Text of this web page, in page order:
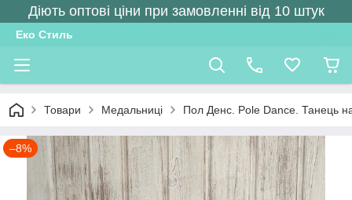
Діють оптові ціни при замовленні від 10 штук
Еко Стиль
Товари Медальниці Пол Денс. Pole Dance. Танець на
–8%